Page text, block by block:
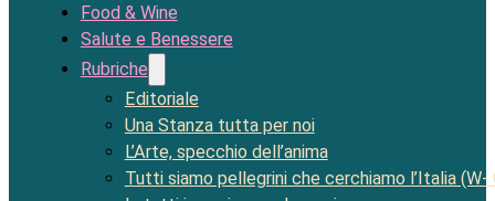
Food & Wine
Salute e Benessere
Rubriche
Editoriale
Una Stanza tutta per noi
L’Arte, specchio dell’anima
Tutti siamo pellegrini che cerchiamo l’Italia (W-